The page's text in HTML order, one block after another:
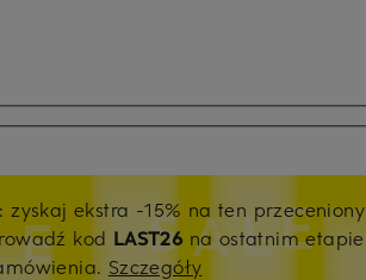
zyskaj ekstra -15% na ten przeceniony
kod LAST26 na ostatnim etapie
Szczegóły